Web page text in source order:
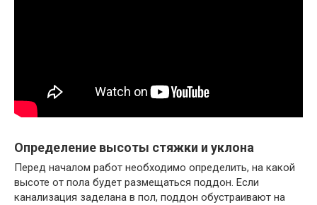
Определение высоты стяжки и уклона
Перед началом работ необходимо определить, на какой
высоте от пола будет размещаться поддон. Если
канализация заделана в пол, поддон обустраивают на